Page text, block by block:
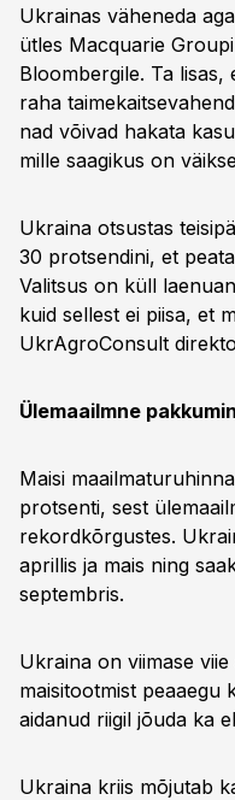
Ukrainas väheneda
ütles Macquarie
Bloombergile. Ta
raha
nad võivad hakata
mille saagikus on
Ukraina otsustas
30 protsendini, et
Valitsus on küll
kuid sellest ei piisa, et
UkrAgroConsult
Ülemaailmne
Maisi
protsenti, sest
rekordkõrgustes.
aprillis ja mais ning
septembris.
Ukraina on viimase
maisitootmist peaaegu
aidanud riigil jõuda ka
Ukraina kriis mõjutab